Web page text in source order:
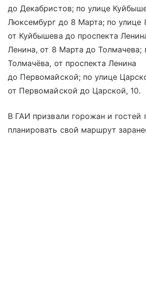
до Декабристов; по улице
Люксембург до 8 Марта; по улице
от Куйбышева до проспекта
Ленина, от 8 Марта до Толмачева;
Толмачёва, от проспекта Ленина
до Первомайской; по улице
от Первомайской до Царской, 10.
В ГАИ призвали горожан и гостей
планировать свой маршрут